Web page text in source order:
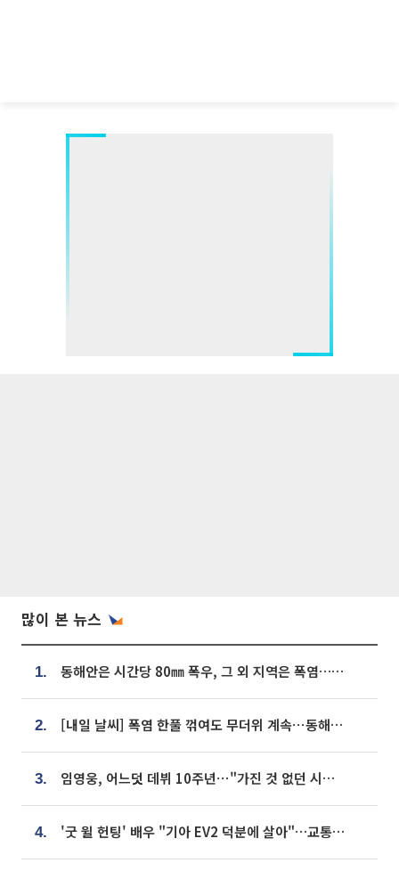
많이 본 뉴스
1. 동해안은 시간당 80㎜ 폭우, 그 외 지역은 폭염…‘극과 극 날씨’
2. [내일 날씨] 폭염 한풀 꺾여도 무더위 계속⋯동해안 이틀 연속 비
3. 임영웅, 어느덧 데뷔 10주년⋯"가진 것 없던 시절, 내 앞엔 20명의 팬뿐"
4. '굿 윌 헌팅' 배우 "기아 EV2 덕분에 살아"…교통사고 후 안전성 극찬